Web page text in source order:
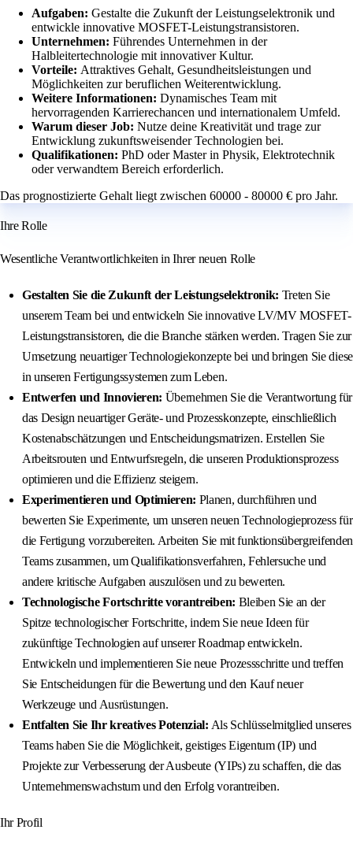
Aufgaben: Gestalte die Zukunft der Leistungselektronik und
entwickle innovative MOSFET-Leistungstransistoren.
Unternehmen: Führendes Unternehmen in der
Halbleitertechnologie mit innovativer Kultur.
Vorteile: Attraktives Gehalt, Gesundheitsleistungen und
Möglichkeiten zur beruflichen Weiterentwicklung.
Weitere Informationen: Dynamisches Team mit
hervorragenden Karrierechancen und internationalem Umfeld.
Warum dieser Job: Nutze deine Kreativität und trage zur
Entwicklung zukunftsweisender Technologien bei.
Qualifikationen: PhD oder Master in Physik, Elektrotechnik
oder verwandtem Bereich erforderlich.
Das prognostizierte Gehalt liegt zwischen 60000 - 80000 € pro Jahr.
Ihre Rolle
Wesentliche Verantwortlichkeiten in Ihrer neuen Rolle
Gestalten Sie die Zukunft der Leistungselektronik: Treten Sie
unserem Team bei und entwickeln Sie innovative LV/MV MOSFET-
Leistungstransistoren, die die Branche stärken werden. Tragen Sie zur
Umsetzung neuartiger Technologiekonzepte bei und bringen Sie diese
in unseren Fertigungssystemen zum Leben.
Entwerfen und Innovieren: Übernehmen Sie die Verantwortung für
das Design neuartiger Geräte- und Prozesskonzepte, einschließlich
Kostenabschätzungen und Entscheidungsmatrizen. Erstellen Sie
Arbeitsrouten und Entwurfsregeln, die unseren Produktionsprozess
optimieren und die Effizienz steigern.
Experimentieren und Optimieren: Planen, durchführen und
bewerten Sie Experimente, um unseren neuen Technologieprozess für
die Fertigung vorzubereiten. Arbeiten Sie mit funktionsübergreifenden
Teams zusammen, um Qualifikationsverfahren, Fehlersuche und
andere kritische Aufgaben auszulösen und zu bewerten.
Technologische Fortschritte vorantreiben: Bleiben Sie an der
Spitze technologischer Fortschritte, indem Sie neue Ideen für
zukünftige Technologien auf unserer Roadmap entwickeln.
Entwickeln und implementieren Sie neue Prozessschritte und treffen
Sie Entscheidungen für die Bewertung und den Kauf neuer
Werkzeuge und Ausrüstungen.
Entfalten Sie Ihr kreatives Potenzial: Als Schlüsselmitglied unseres
Teams haben Sie die Möglichkeit, geistiges Eigentum (IP) und
Projekte zur Verbesserung der Ausbeute (YIPs) zu schaffen, die das
Unternehmenswachstum und den Erfolg vorantreiben.
Ihr Profil